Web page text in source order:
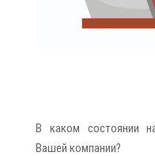
В каком состоянии
Вашей компании?